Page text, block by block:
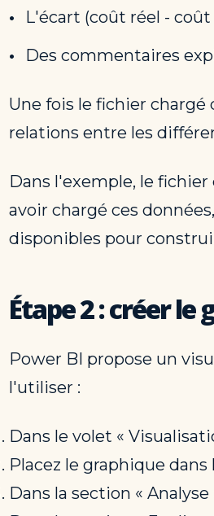
L'écart (coût réel -
Des commentaires
Une fois le fichier chargé
relations entre les
Dans l'exemple, le
avoir chargé ces
disponibles pour
Étape 2 : créer
Power BI propose un
l'utiliser :
Dans le volet «
Placez le graphique
Dans la section «